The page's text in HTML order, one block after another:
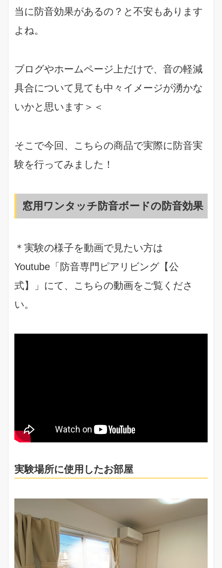
当に防音効果があるの？と不安もあります
よね。
ブログやホームページ上だけで、音の軽減
具合について見ても中々イメージが湧かな
いかと思います＞＜
そこで今回、こちらの商品で実際に防音実
験を行ってみました！
窓用ワンタッチ防音ボードの防音効果
＊実験の様子を動画で見たい方は
Youtube「防音専門ピアリビング【公
式】」にて、こちらの動画をご覧くださ
い。
実験場所に使用したお部屋